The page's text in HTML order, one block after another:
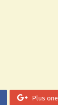
Plus one